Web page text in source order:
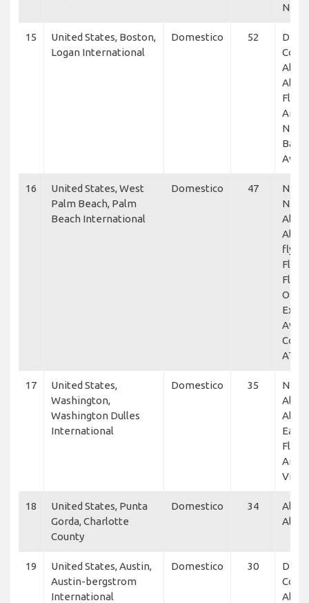
15
United States, Boston,
Logan International
Domestico 52
Delta
16
United States, West
Palm Beach, Palm
Beach International
Domestico 47
Fly
OUT,
ATI
17
United States,
Washington,
Washington Dulles
International
Domestico 35
18
United States, Punta
Gorda, Charlotte
County
Domestico 34
19
United States, Austin,
Austin-bergstrom
International
Domestico 30
Delta